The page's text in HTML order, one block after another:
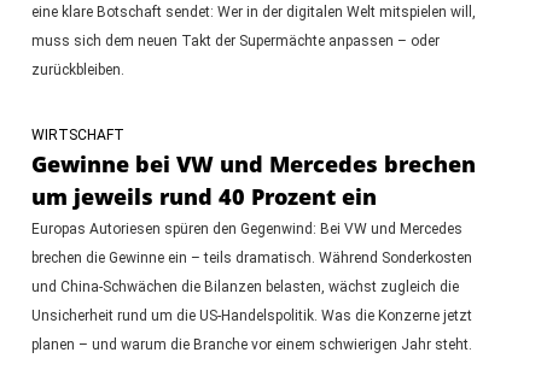
eine klare Botschaft sendet: Wer in der digitalen Welt mitspielen will,
muss sich dem neuen Takt der Supermächte anpassen – oder
zurückbleiben.
WIRTSCHAFT
Gewinne bei VW und Mercedes brechen
um jeweils rund 40 Prozent ein
Europas Autoriesen spüren den Gegenwind: Bei VW und Mercedes
brechen die Gewinne ein – teils dramatisch. Während Sonderkosten
und China-Schwächen die Bilanzen belasten, wächst zugleich die
Unsicherheit rund um die US-Handelspolitik. Was die Konzerne jetzt
planen – und warum die Branche vor einem schwierigen Jahr steht.